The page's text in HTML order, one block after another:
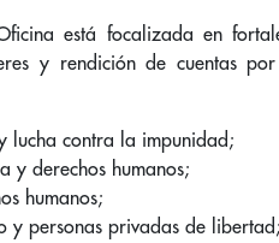
está focalizada en
y rendición de cuentas
lucha contra la impunidad;
y derechos humanos;
humanos;
y personas privadas de libertad;